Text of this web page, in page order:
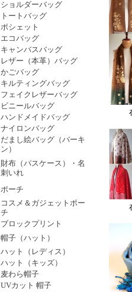
ショルダーバッグ
トートバッグ
ポシェット
エコバッグ
キャンバスバッグ
レザー（本革）バッグ
かごバッグ
キルティングバッグ
フェイクレザーバッグ
ビニールバッグ
ハンドメイドバッグ
ナイロンバッグ
だまし絵バッグ（バーキ
ン）
財布（パスケース）・名
刺いれ
ポーチ
コスメ＆ガジェットポー
チ
ブロックプリント
帽子（ハット）
ハット（レディス）
ハット（キッズ）
麦わら帽子
UVカット 帽子